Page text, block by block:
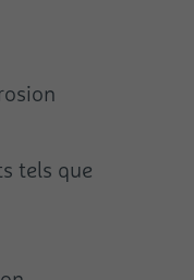
tels que